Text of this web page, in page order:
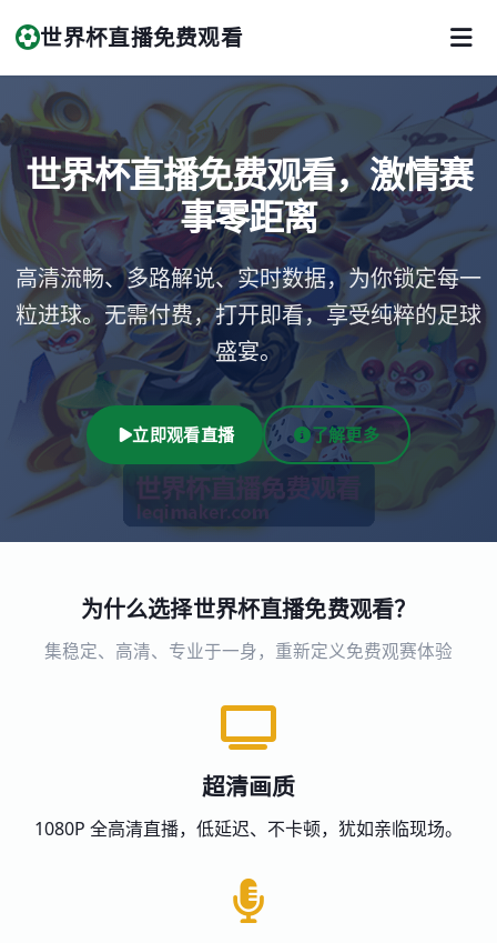
世界杯直播免费观看
世界杯直播免费观看，激情赛
事零距离
高清流畅、多路解说、实时数据，为你锁定每一
粒进球。无需付费，打开即看，享受纯粹的足球
盛宴。
立即观看直播 了解更多
为什么选择世界杯直播免费观看？
集稳定、高清、专业于一身，重新定义免费观赛体验
超清画质
1080P 全高清直播，低延迟、不卡顿，犹如亲临现场。